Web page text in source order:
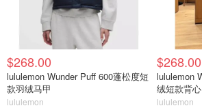
$268.00
lululemon Wunder Puff 600蓬松度短
款羽绒马甲
lululemon
$268.00
lululemon Wunder Puff 600蓬松度羽
绒短款背心
lululemon